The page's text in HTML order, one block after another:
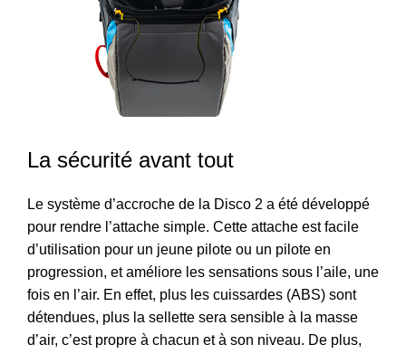
La sécurité avant tout
Le système d’accroche de la Disco 2 a été développé
pour rendre l’attache simple. Cette attache est facile
d’utilisation pour un jeune pilote ou un pilote en
progression, et améliore les sensations sous l’aile, une
fois en l’air. En effet, plus les cuissardes (ABS) sont
détendues, plus la sellette sera sensible à la masse
d’air, c’est propre à chacun et à son niveau. De plus,